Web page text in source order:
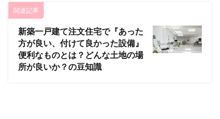
関連記事
新築一戸建て注文住宅で『あった
方が良い、付けて良かった設備』
便利なものとは？どんな土地の場
所が良いか？の豆知識